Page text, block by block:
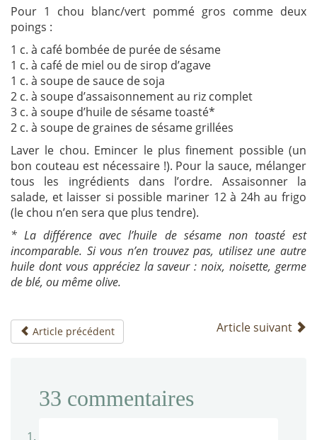
Pour 1 chou blanc/vert pommé gros comme deux
poings :
1 c. à café bombée de purée de sésame
1 c. à café de miel ou de sirop d’agave
1 c. à soupe de sauce de soja
2 c. à soupe d’assaisonnement au riz complet
3 c. à soupe d’huile de sésame toasté*
2 c. à soupe de graines de sésame grillées
Laver le chou. Emincer le plus finement possible (un
bon couteau est nécessaire !). Pour la sauce, mélanger
tous les ingrédients dans l’ordre. Assaisonner la
salade, et laisser si possible mariner 12 à 24h au frigo
(le chou n’en sera que plus tendre).
* La différence avec l’huile de sésame non toasté est
incomparable. Si vous n’en trouvez pas, utilisez une autre
huile dont vous appréciez la saveur : noix, noisette, germe
de blé, ou même olive.
Article précédent Article suivant
33 commentaires